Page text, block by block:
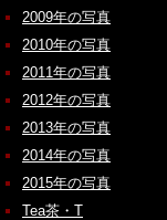
2009年の写真
2010年の写真
2011年の写真
2012年の写真
2013年の写真
2014年の写真
2015年の写真
Tea茶・T